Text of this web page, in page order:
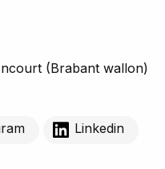
(Brabant wallon)
Linkedin